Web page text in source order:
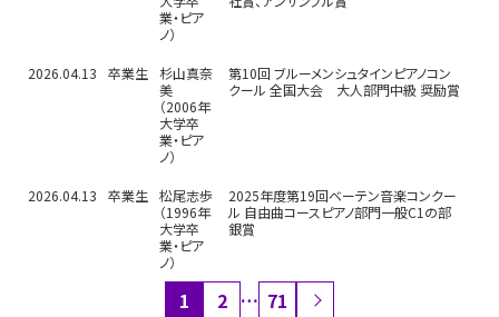
業・ピア
ノ）
2026.04.13 卒業生 杉山真奈
美
（2006年
大学卒
業・ピア
ノ）
第10回 ブルーメンシュタインピアノコン
クール 全国大会 大人部門中級 奨励賞
2026.04.13 卒業生 松尾志歩
（1996年
大学卒
業・ピア
ノ）
2025年度第19回ベーテン音楽コンクー
ル 自由曲コースピアノ部門一般C1の部
銀賞
1 2 … 71